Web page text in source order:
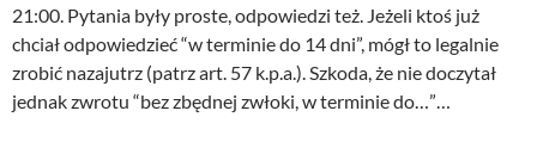
21:00. Pytania były proste, odpowiedzi też. Jeżeli ktoś już
chciał odpowiedzieć “w terminie do 14 dni”, mógł to legalnie
zrobić nazajutrz (patrz art. 57 k.p.a.). Szkoda, że nie doczytał
jednak zwrotu “bez zbędnej zwłoki, w terminie do…”…